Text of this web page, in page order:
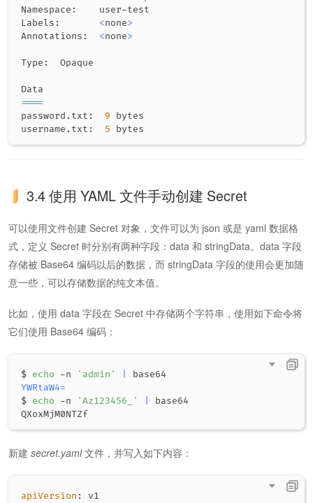
Namespace:    user-test
Labels: <none>
Annotations: <none>
Type:  Opaque
====
password.txt: 9 bytes
username.txt: 5
3.4 使用 YAML 文件手动创建 Secret
可以使用文件创建 Secret 对象，文件可以为 json 或是 yaml 数据格
式，定义 Secret 时分别有两种字段：data 和 stringData。data 字段
存储被 Base64 编码以后的数据，而 stringData 字段的使用会更加随
意一些，可以存储数据的纯文本值。
比如，使用 data 字段在 Secret 中存储两个字符串，使用如下命令将
它们使用 Base64 编码：
$ echo -n 'admin'
YWRtaW4=
$ echo -n 'Az123456_'
base64
新建 secret.yaml文件，并写入如下内容：
apiVersion :